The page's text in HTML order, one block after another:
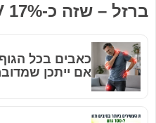
ברזל – שזה כ-17% DV.
כאבים בכל
אם ייתכן